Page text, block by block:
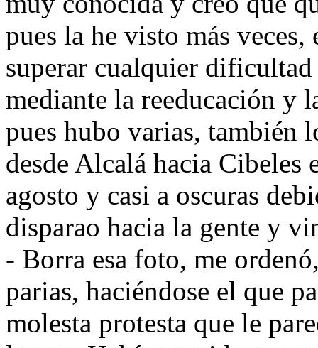
pues la he visto más veces,
superar cualquier
mediante la reeducación y
pues hubo varias, también
desde Alcalá hacia Cibeles
agosto y casi a oscuras
disparao hacia la gente y
- Borra esa foto, me
parias, haciéndose el que
molesta protesta que le